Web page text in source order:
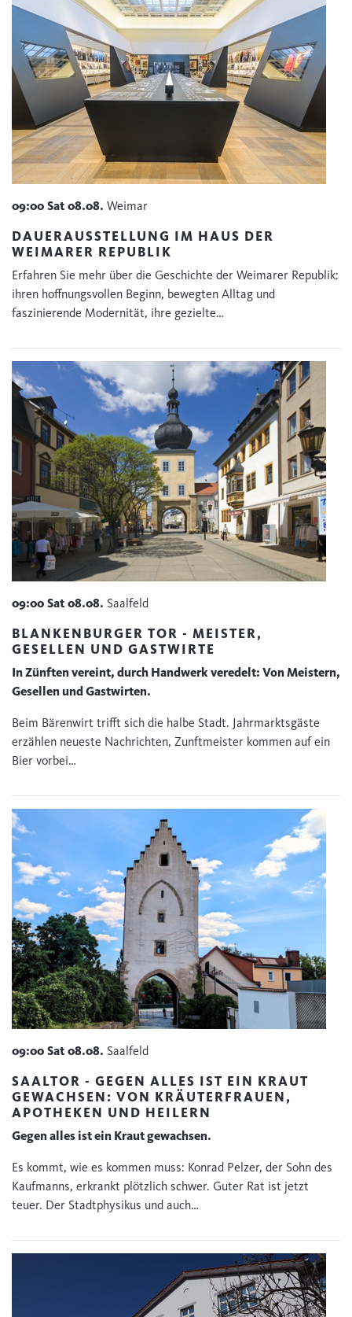
09:00 Sat 08.08. Weimar
DAUERAUSSTELLUNG IM HAUS DER
WEIMARER REPUBLIK
Erfahren Sie mehr über die Geschichte der Weimarer Republik:
ihren hoffnungsvollen Beginn, bewegten Alltag und
faszinierende Modernität, ihre gezielte…
09:00 Sat 08.08. Saalfeld
BLANKENBURGER TOR - MEISTER,
GESELLEN UND GASTWIRTE
In Zünften vereint, durch Handwerk veredelt: Von Meistern,
Gesellen und Gastwirten.
Beim Bärenwirt trifft sich die halbe Stadt. Jahrmarktsgäste
erzählen neueste Nachrichten, Zunftmeister kommen auf ein
Bier vorbei…
09:00 Sat 08.08. Saalfeld
SAALTOR - GEGEN ALLES IST EIN KRAUT
GEWACHSEN: VON KRÄUTERFRAUEN,
APOTHEKEN UND HEILERN
Gegen alles ist ein Kraut gewachsen.
Es kommt, wie es kommen muss: Konrad Pelzer, der Sohn des
Kaufmanns, erkrankt plötzlich schwer. Guter Rat ist jetzt
teuer. Der Stadtphysikus und auch…